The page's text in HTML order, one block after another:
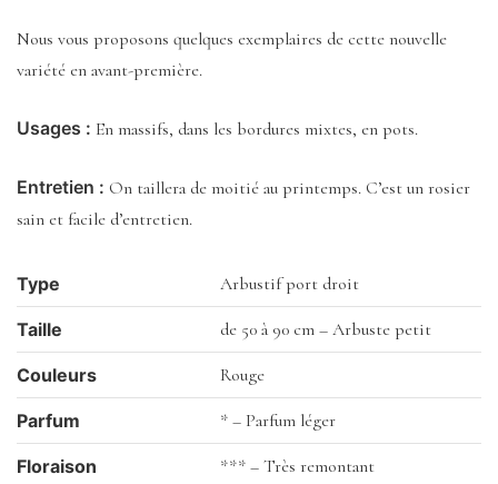
Nous vous proposons quelques exemplaires de cette nouvelle
variété en avant-première.
Usages : En massifs, dans les bordures mixtes, en pots.
Entretien : On taillera de moitié au printemps. C’est un rosier
sain et facile d’entretien.
Type Arbustif port droit
Taille de 50 à 90 cm – Arbuste petit
Couleurs Rouge
Parfum * – Parfum léger
Floraison *** – Très remontant